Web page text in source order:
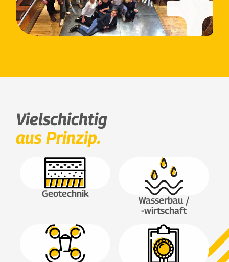
Vielschichtig
aus Prinzip.
Geotechnik
Wasserbau /
-wirtschaft